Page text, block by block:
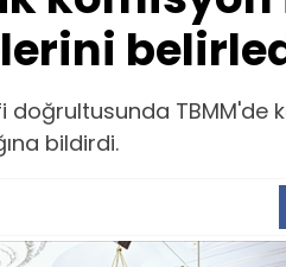
doğrultusunda TBMM'de
bildirdi.